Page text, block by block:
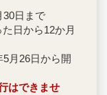
30日まで
日から12か月
5月26日から開
はできませ